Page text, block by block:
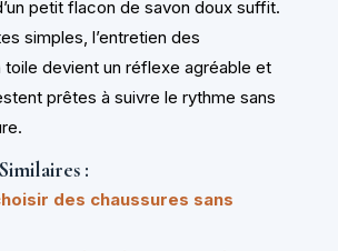
petit flacon de savon doux suffit.
simples, l’entretien des
toile devient un réflexe agréable et
prêtes à suivre le rythme sans
:
des chaussures sans